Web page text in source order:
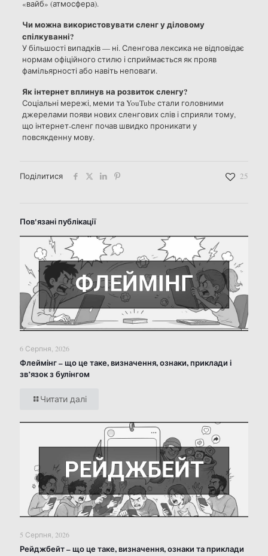
«вайб» (атмосфера).
Чи можна використовувати сленг у діловому
спілкуванні?
У більшості випадків — ні. Сленгова лексика не відповідає
нормам офіційного стилю і сприймається як прояв
фамільярності або навіть неповаги.
Як інтернет вплинув на розвиток сленгу?
Соціальні мережі, меми та YouTube стали головними
джерелами появи нових сленгових слів і сприяли тому,
що інтернет-сленг почав швидко проникати у
повсякденну мову.
Поділитися 25
Пов'язані публікації
6 Серпня, 2026
Флеймінг – що це таке, визначення, ознаки, приклади і
зв’язок з булінгом
Читати далі
5 Серпня, 2026
Рейджбейт – що це таке, визначення, ознаки та приклади